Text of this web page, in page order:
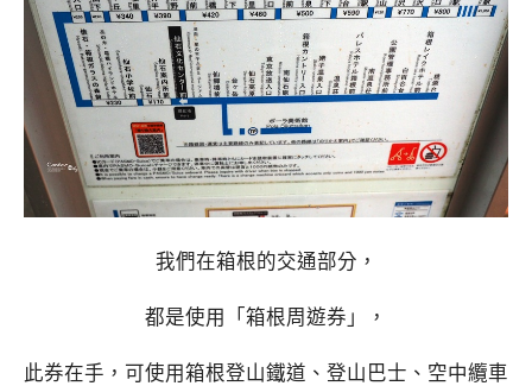
我們在箱根的交通部分，
都是使用「箱根周遊券」，
此券在手，可使用箱根登山鐵道、登山巴士、空中纜車